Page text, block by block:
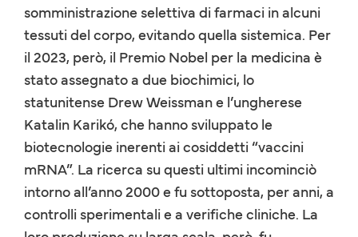
somministrazione selettiva di farmaci in alcuni
tessuti del corpo, evitando quella sistemica. Per
il 2023, però, il Premio Nobel per la medicina è
stato assegnato a due biochimici, lo
statunitense Drew Weissman e l’ungherese
Katalin Karikó, che hanno sviluppato le
biotecnologie inerenti ai cosiddetti “vaccini
mRNA”. La ricerca su questi ultimi incominciò
intorno all’anno 2000 e fu sottoposta, per anni, a
controlli sperimentali e a verifiche cliniche. La